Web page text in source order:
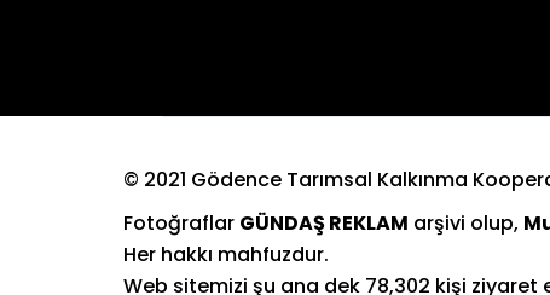
© 2021 Gödence Tarımsal Kalkınma
Fotoğraflar GÜNDAŞ REKLAM arşivi olup,
Her hakkı mahfuzdur.
Web sitemizi şu ana dek 78,302 kişi ziyaret